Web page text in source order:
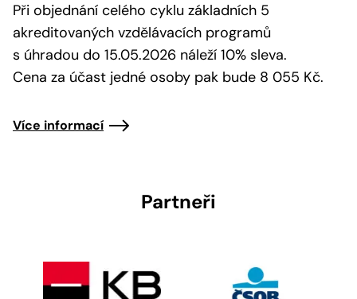
Při objednání celého cyklu základních 5
akreditovaných vzdělávacích programů
s úhradou do 15.05.2026 náleží 10% sleva.
Cena za účast jedné osoby pak bude 8 055 Kč.
Více informací
Partneři